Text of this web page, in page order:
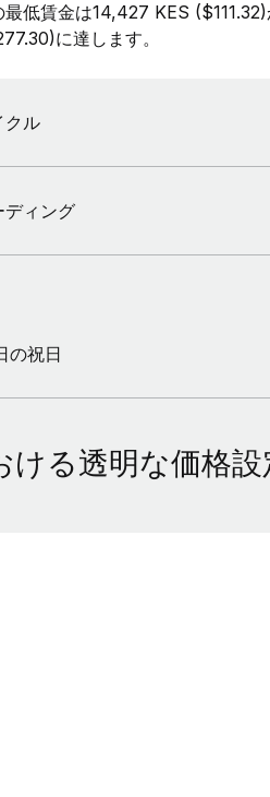
最低賃金は14,427 KES
に達します。
クル
ディング
の祝日
ける透明な価格設